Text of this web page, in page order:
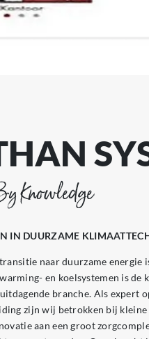
Knowledge
IN DUURZAME
naar duurzame energie
en koelsystemen is
branche. Als expert
zijn wij betrokken bij kleine
aan een groot